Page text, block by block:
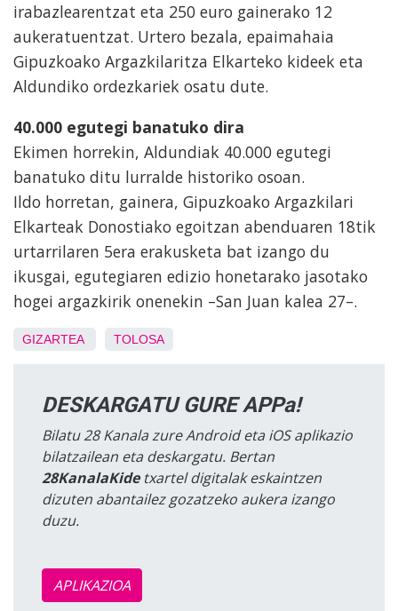
irabazlearentzat eta 250 euro gainerako 12
aukeratuentzat. Urtero bezala, epaimahaia
Gipuzkoako Argazkilaritza Elkarteko kideek eta
Aldundiko ordezkariek osatu dute.
40.000 egutegi banatuko dira
Ekimen horrekin, Aldundiak 40.000 egutegi
banatuko ditu lurralde historiko osoan.
Ildo horretan, gainera, Gipuzkoako Argazkilari
Elkarteak Donostiako egoitzan abenduaren 18tik
urtarrilaren 5era erakusketa bat izango du
ikusgai, egutegiaren edizio honetarako jasotako
hogei argazkirik onenekin –San Juan kalea 27–.
GIZARTEA TOLOSA
DESKARGATU GURE APPa!
Bilatu 28 Kanala zure Android eta iOS aplikazio
bilatzailean eta deskargatu. Bertan
28KanalaKidetxartel digitalak eskaintzen
dizuten abantailez gozatzeko aukera izango
duzu.
APLIKAZIOA